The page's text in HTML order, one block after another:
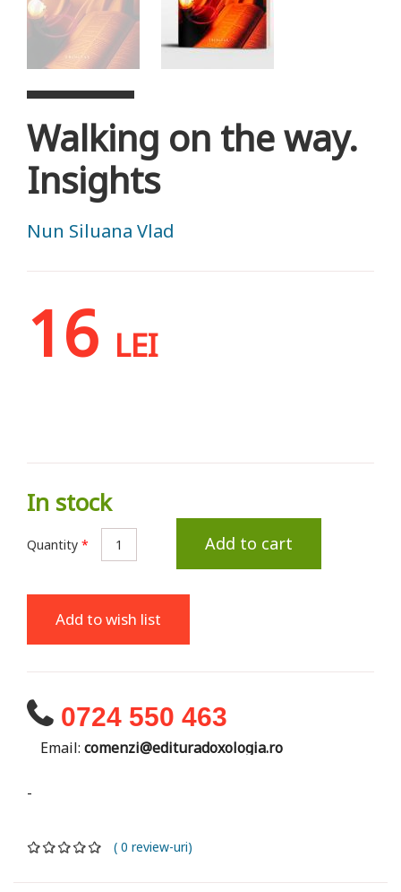
Walking on the way.
Insights
Nun Siluana Vlad
16 LEI
In stock
Quantity * Add to cart
Add to wish list
0724 550 463
Email: comenzi@edituradoxologia.ro
-
( 0 review-uri)